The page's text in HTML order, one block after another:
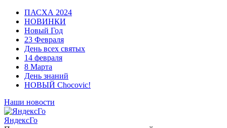
ПАСХА 2024
НОВИНКИ
Новый Год
23 Февраля
День всех святых
14 февраля
8 Марта
День знаний
НОВЫЙ Chocovic!
Наши новости
ЯндексГо